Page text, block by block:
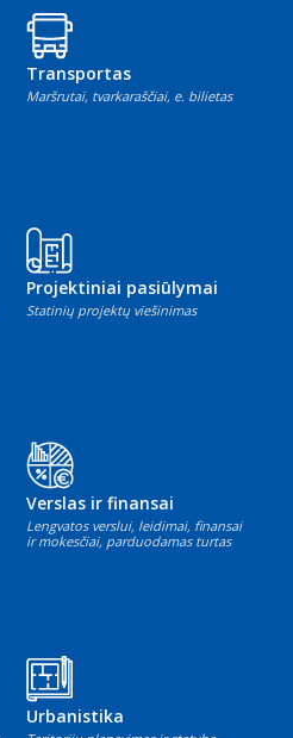
Transportas
Maršrutai, tvarkaraščiai, e. bilietas
Projektiniai pasiūlymai
Statinių projektų viešinimas
Verslas ir finansai
Lengvatos verslui, leidimai, finansai
ir mokesčiai, parduodamas turtas
Urbanistika